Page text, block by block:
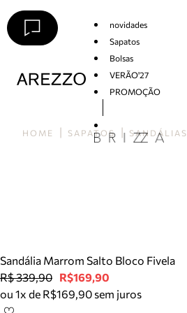
novidades
Sapatos
Bolsas
VERÃO'27
PROMOÇÃO
HOME SAPATOS SANDÁLIAS
Sandália Marrom Salto Bloco Fivela
R$ 339,90 R$169,90
ou 1x de R$169,90 sem juros